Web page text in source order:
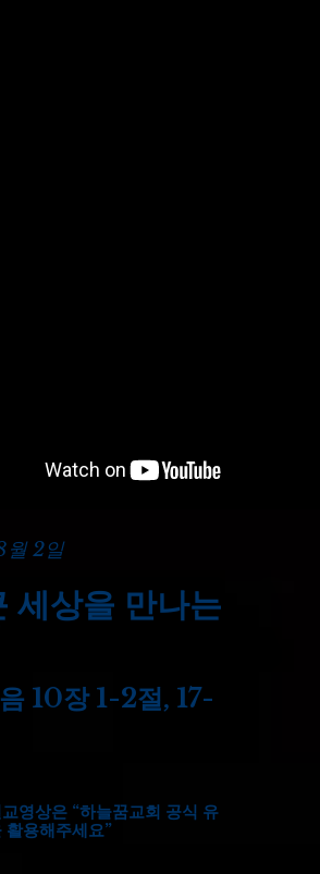
월 2일
세상을 만나는
10장 1-2절, 17-
영상은 “하늘꿈교회 공식 유
활용해주세요”